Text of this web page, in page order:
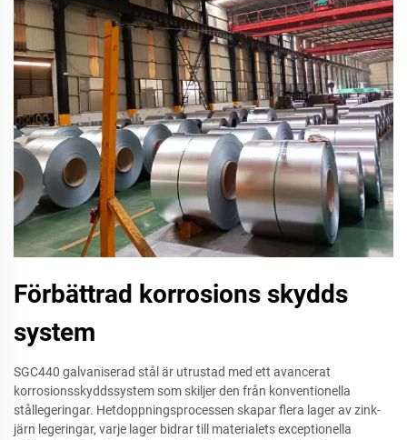
Förbättrad korrosions skydds
system
SGC440 galvaniserad stål är utrustad med ett avancerat
korrosionsskyddssystem som skiljer den från konventionella
stållegeringar. Hetdoppningsprocessen skapar flera lager av zink-
järn legeringar, varje lager bidrar till materialets exceptionella